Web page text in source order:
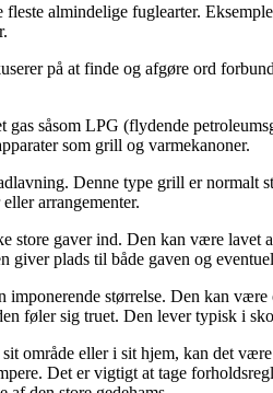
almindelige fuglearter.
på at finde og afgøre ord
såsom LPG (flydende
som grill og varmekanoner.
Denne type grill er normalt
arrangementer.
store gaver ind. Den kan være
giver plads til både gaven og
imponerende størrelse. Den kan
føler sig truet. Den lever typisk i
område eller i sit hjem, kan det
Det er vigtigt at tage